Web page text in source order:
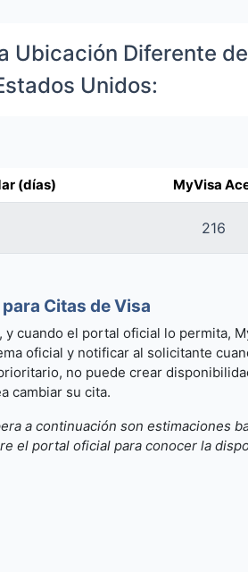
Ubicación Diferente
Unidos:
(días) MyVisa
216
Citas de Visa
cuando el portal oficial lo permita,
oficial y notificar al solicitante
no puede crear
cambiar su cita.
a continuación son estimaciones
el portal oficial para conocer la